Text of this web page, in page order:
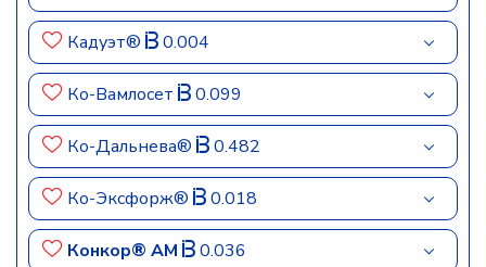
Кадуэт® 0.004
Ко-Вамлосет 0.099
Ко-Дальнева® 0.482
Ко-Эксфорж® 0.018
Конкор® АМ 0.036